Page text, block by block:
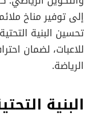
إلى توفير مناخ
تحسين البنية
للاعبات، لضمان
الرياضة.
البنية